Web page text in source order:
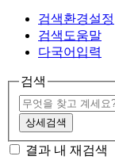
검색환경설정
검색도움말
다국어입력
검색
상세검색
결과 내 재검색